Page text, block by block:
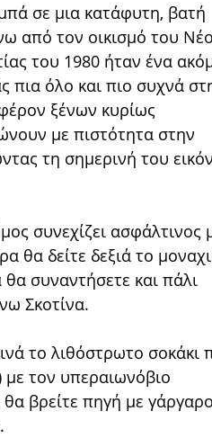
σε μια κατάφυτη, βατή
από τον οικισμό του
του 1980 ήταν ένα
πια όλο και πιο συχνά
ξένων κυρίως
με πιστότητα στην
τη σημερινή του
συνεχίζει ασφάλτινος
θα δείτε δεξιά το
συναντήσετε και πάλι
Σκοτίνα.
το λιθόστρωτο σοκάκι
τον υπεραιωνόβιο
βρείτε πηγή με γάργαρο